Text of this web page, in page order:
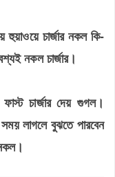
হুয়াওয়ে চার্জার নকল কি-
নকল চার্জার।
ফাস্ট চার্জার দেয় গুগল।
লাগলে বুঝতে পারবেন